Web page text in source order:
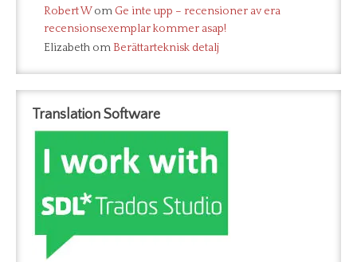
Robert Wom Ge inte upp – recensioner av era
recensionsexemplar kommer asap!
Elizabeth om Berättarteknisk detalj
Translation Software